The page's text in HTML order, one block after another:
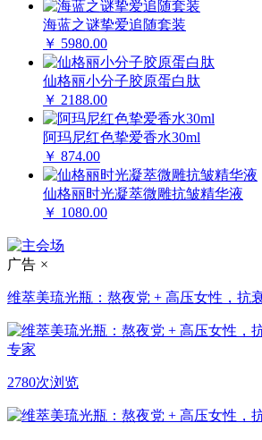
海蓝之谜挚爱追随套装
￥ 5980.00
仙格丽小分子胶原蛋白肽
￥ 2188.00
阿玛尼红色挚爱香水30ml
￥ 874.00
仙格丽时光凝萃微雕抗皱精华液
￥ 1080.00
广告 ×
维萃美琉光瓶：熬夜党 + 高压女性，抗
专家
2780次浏览